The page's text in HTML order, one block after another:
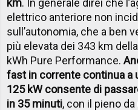
elettrico anteriore non
sull’autonomia, che a ben
più elevata dei 343 km
kWh Pure Performance.
fast in corrente continua a
125 kW consente di
in 35 minuti, con il pieno